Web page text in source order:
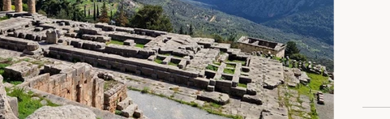
Island